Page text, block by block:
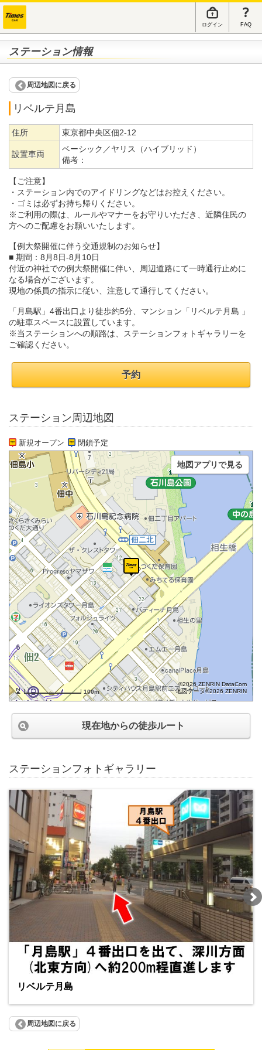
ログイン FAQ
ステーション情報
周辺地図に戻る
リベルテ月島
住所 東京都中央区佃2-12
設置車両
ベーシック／ヤリス（ハイブリッド）
備考：
【ご注意】
・ステーション内でのアイドリングなどはお控えください。
・ゴミは必ずお持ち帰りください。
※ご利用の際は、ルールやマナーをお守りいただき、近隣住民の
方へのご配慮をお願いいたします。
【例大祭開催に伴う交通規制のお知らせ】
■ 期間：8月8日-8月10日
付近の神社での例大祭開催に伴い、周辺道路にて一時通行止めに
なる場合がございます。
現地の係員の指示に従い、注意して通行してください。
「月島駅」4番出口より徒歩約5分、マンション「リベルテ月島 」
の駐車スペースに設置しています。
※当ステーションへの順路は、ステーションフォトギャラリーを
ご確認ください。
予約
ステーション周辺地図
新規オープン 閉鎖予定
100m
©2026 ZENRIN DataCom
地図データ©2026 ZENRIN
地図アプリで見る
現在地からの徒歩ルート
ステーションフォトギャラリー
リベルテ月島
周辺地図に戻る